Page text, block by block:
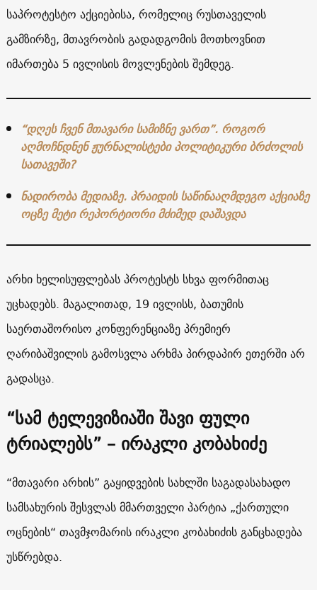
საპროტესტო აქციებისა, რომელიც რუსთაველის
გამზირზე, მთავრობის გადადგომის მოთხოვნით
იმართება 5 ივლისის მოვლენების შემდეგ.
“დღეს ჩვენ მთავარი სამიზნე ვართ”. როგორ
აღმოჩნდნენ ჟურნალისტები პოლიტიკური ბრძოლის
სათავეში?
ნადირობა მედიაზე. პრაიდის საწინააღმდეგო აქციაზე
ოცზე მეტი რეპორტიორი მძიმედ დაშავდა
არხი ხელისუფლებას პროტესტს სხვა ფორმითაც
უცხადებს. მაგალითად, 19 ივლისს, ბათუმის
საერთაშორისო კონფერენციაზე პრემიერ
ღარიბაშვილის გამოსვლა არხმა პირდაპირ ეთერში არ
გადასცა.
“სამ ტელევიზიაში შავი ფული
ტრიალებს” – ირაკლი კობახიძე
“მთავარი არხის” გაყიდვების სახლში საგადასახადო
სამსახურის შესვლას მმართველი პარტია „ქართული
ოცნების“ თავმჯომარის ირაკლი კობახიძის განცხადება
უსწრებდა.